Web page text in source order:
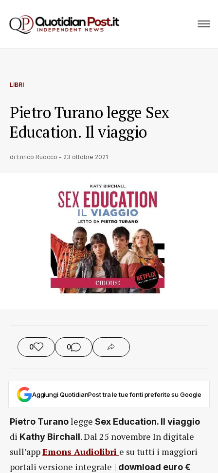
LIBRI
Pietro Turano legge Sex
Education. Il viaggio
di Enrico Ruocco - 23 ottobre 2021
0 0
Aggiungi QuotidianPost tra le tue fonti preferite su Google
Pietro Turanolegge Sex Education. Il viaggio
di Kathy Birchall. Dal 25 novembre In digitale
sull’appEmons Audiolibri e su tutti i maggiori
portali versione integrale | download euro €